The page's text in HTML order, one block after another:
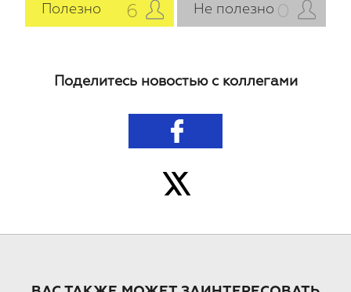
Полезно 6 Не полезно 0
Поделитесь новостью с коллегами